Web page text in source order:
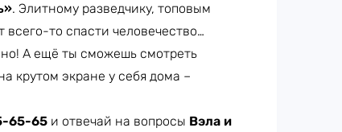
. Элитному разведчику, топовым
то спасти человечество…
А ещё ты сможешь смотреть
крутом экране у себя дома –
65-65 и отвечай на вопросы Вэла и